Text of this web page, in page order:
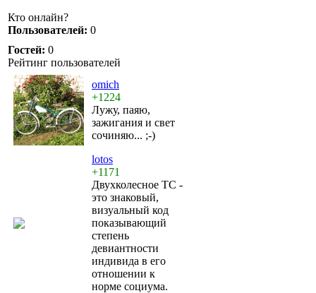
Кто онлайн?
Пользователей: 0
Гостей: 0
Рейтинг пользователей
omich
+1224
Лужу, паяю,
зажигания и свет
сочиняю... ;-)
lotos
+1171
Двухколесное ТС -
это знаковый,
визуальный код
показывающий
степень
девиантности
индивида в его
отношении к
норме социума.